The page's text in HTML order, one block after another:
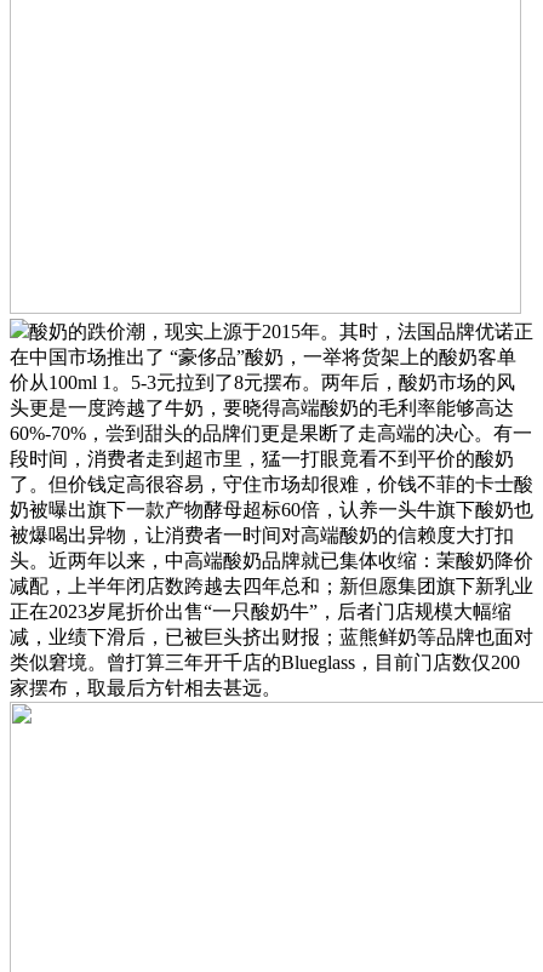
酸奶的跌价潮，现实上源于2015年。其时，法国品牌优诺正
在中国市场推出了 “豪侈品”酸奶，一举将货架上的酸奶客单
价从100ml 1。5-3元拉到了8元摆布。两年后，酸奶市场的风
头更是一度跨越了牛奶，要晓得高端酸奶的毛利率能够高达
60%-70%，尝到甜头的品牌们更是果断了走高端的决心。有一
段时间，消费者走到超市里，猛一打眼竟看不到平价的酸奶
了。但价钱定高很容易，守住市场却很难，价钱不菲的卡士酸
奶被曝出旗下一款产物酵母超标60倍，认养一头牛旗下酸奶也
被爆喝出异物，让消费者一时间对高端酸奶的信赖度大打扣
头。近两年以来，中高端酸奶品牌就已集体收缩：茉酸奶降价
减配，上半年闭店数跨越去四年总和；新但愿集团旗下新乳业
正在2023岁尾折价出售“一只酸奶牛”，后者门店规模大幅缩
减，业绩下滑后，已被巨头挤出财报；蓝熊鲜奶等品牌也面对
类似窘境。曾打算三年开千店的Blueglass，目前门店数仅200
家摆布，取最后方针相去甚远。